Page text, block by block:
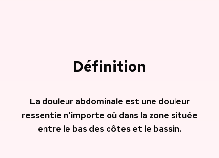
Définition
La douleur abdominale est une douleur
ressentie n'importe où dans la zone située
entre le bas des côtes et le bassin.